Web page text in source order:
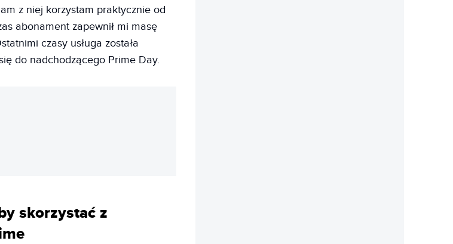
z niej korzystam praktycznie od
abonament zapewnił mi masę
czasy usługa została
do nadchodzącego Prime Day.
skorzystać z